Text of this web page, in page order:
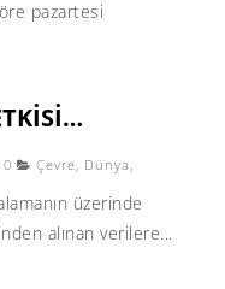
pazartesi
0 Çevre, Dünya ,
üzerinde
alınan verilere...